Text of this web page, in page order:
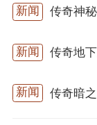
传奇神
传奇地
传奇暗